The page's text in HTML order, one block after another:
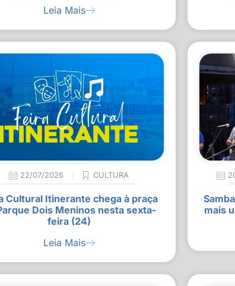
Leia Mais
22/07/2026 CULTURA
Cultural Itinerante chega à praça
Dois Meninos nesta sexta-
feira (24)
Leia Mais
mais